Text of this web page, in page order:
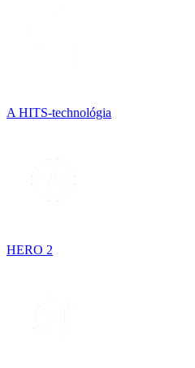
A HITS-technológia
HERO 2